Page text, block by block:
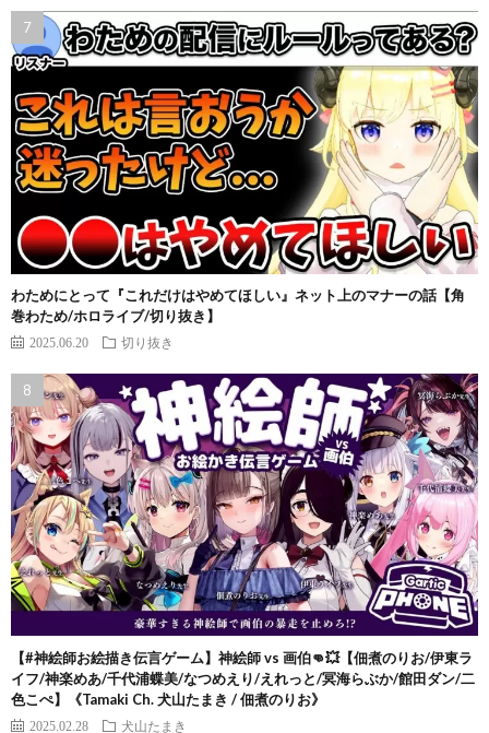
わためにとって『これだけはやめてほしい』ネット上のマナーの話【角
巻わため/ホロライブ/切り抜き】
2025.06.20 切り抜き
【#神絵師お絵描き伝言ゲーム】神絵師 vs 画伯👊💥【佃煮のりお/伊東ラ
イフ/神楽めあ/千代浦蝶美/なつめえり/えれっと/冥海らぶか/館田ダン/二
色こぺ】《Tamaki Ch. 犬山たまき / 佃煮のりお》
2025.02.28 犬山たまき